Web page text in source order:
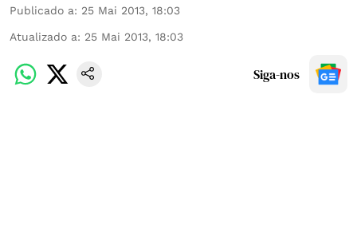
Publicado a: 25 Mai 2013, 18:03
Atualizado a: 25 Mai 2013, 18:03
Siga-nos